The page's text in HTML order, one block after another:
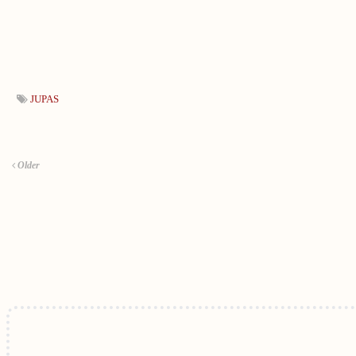
JUPAS
Older